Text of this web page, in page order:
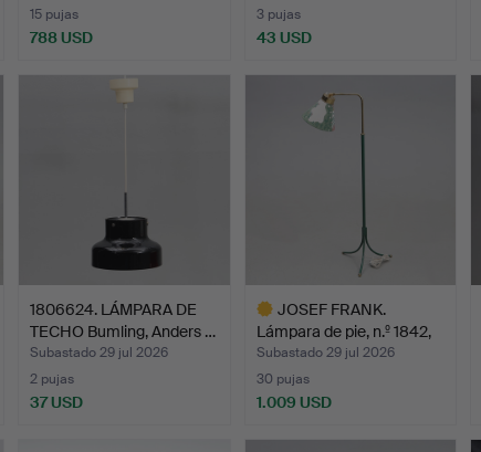
15 pujas
788 USD
3 pujas
43 USD
1806624. LÁMPARA DE
TECHO Bumling, Anders …
Subastado 29 jul 2026
2 pujas
37 USD
JOSEF FRANK.
Lámpara de pie, n.º 1842,
par…
Subastado 29 jul 2026
30 pujas
1.009 USD